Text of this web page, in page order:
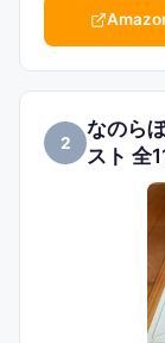
2
なのら
スト 全